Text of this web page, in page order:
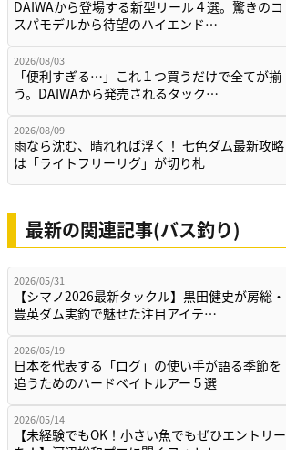
DAIWAから登場する新型リール４選。驚きのコ
スパモデルから待望のハイエンド…
2026/08/03
「便利すぎる…」これ１つ買うだけで全てが揃
う。DAIWAから発売されるタック…
2026/08/09
雨なら沈む、晴れれば浮く！ 七色ダム最新攻略
は「ライトフリーリグ」が切り札
最新の関連記事(バス釣り)
2026/05/31
【シマノ2026最新タックル】黒田健史が房総・
豊英ダム実釣で魅せた注目アイテ…
2026/05/19
日本を代表する「ログ」の使い手が語る季節を
追うためのハードベイトルアー５選
2026/05/14
【未経験でもOK！小さい魚でもぜひエントリー